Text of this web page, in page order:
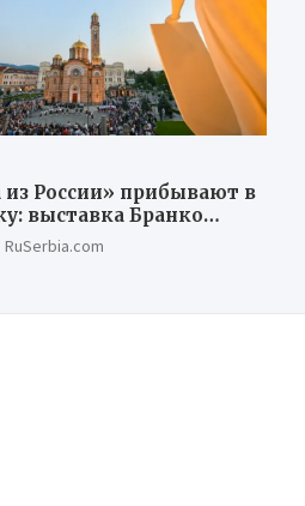
России» прибывают в
выставка Бранко
объединяет
художников из
RuSerbia.com